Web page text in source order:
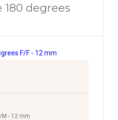
180 degrees
M - 12 mm